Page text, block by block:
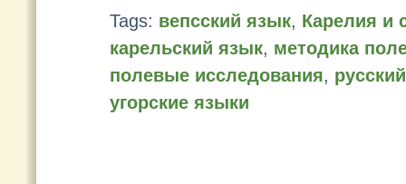
Tags: вепсский язык, Карелия и
карельский язык, методика
полевые исследования,
угорские языки